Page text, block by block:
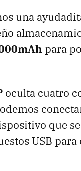
una
para
oculta cuatro
que
USB